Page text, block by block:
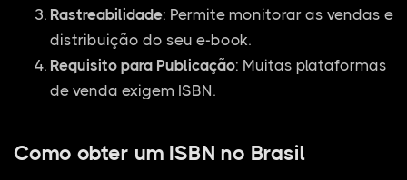
Rastreabilidade: Permite monitorar as vendas e
distribuição do seu e-book.
Requisito para Publicação: Muitas plataformas
de venda exigem ISBN.
Como obter um ISBN no Brasil